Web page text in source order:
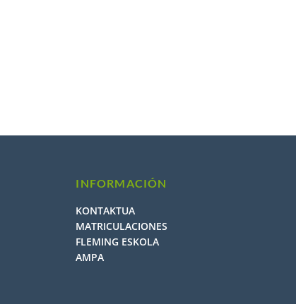
INFORMACIÓN
KONTAKTUA
MATRICULACIONES
FLEMING ESKOLA
AMPA